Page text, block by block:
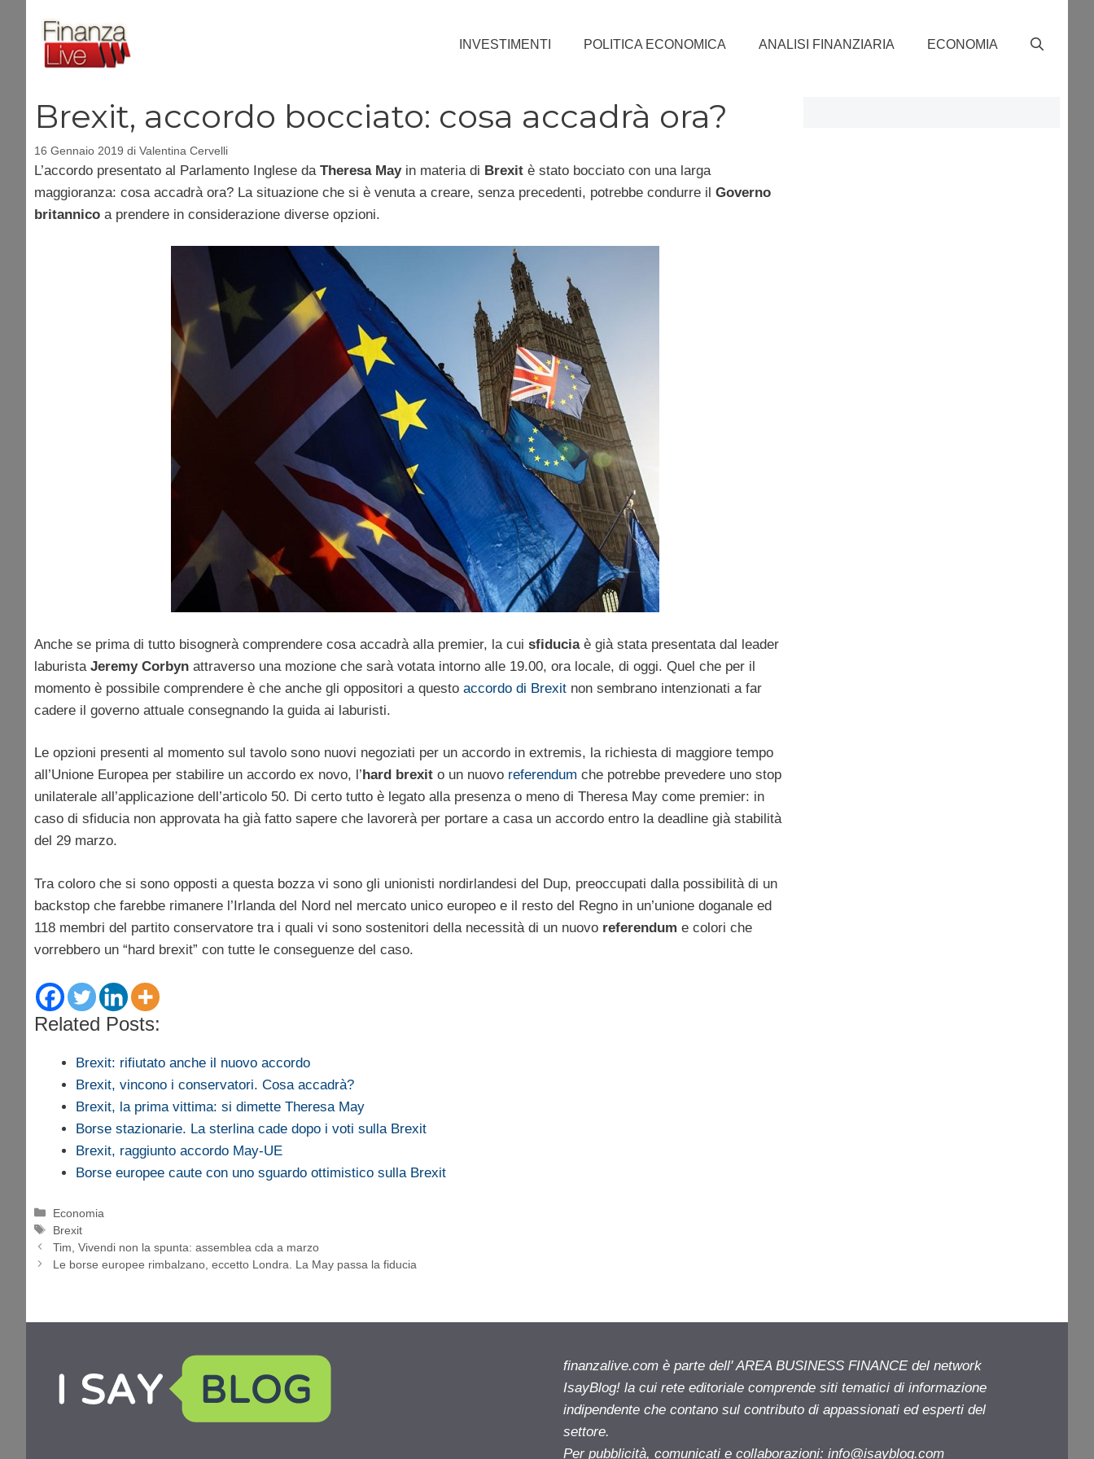
contenuto
INVESTIMENTI POLITICA ECONOMICA ANALISI FINANZIARIA ECONOMIA
Brexit, accordo bocciato: cosa accadrà ora?
16 Gennaio 2019 di Valentina Cervelli
L’accordo presentato al Parlamento Inglese da Theresa Mayin materia di Brexit è stato bocciato con una larga
maggioranza: cosa accadrà ora? La situazione che si è venuta a creare, senza precedenti, potrebbe condurre il Governo
britannico a prendere in considerazione diverse opzioni.
Anche se prima di tutto bisognerà comprendere cosa accadrà alla premier, la cui sfiduciaè già stata presentata dal leader
laburista Jeremy Corbyn attraverso una mozione che sarà votata intorno alle 19.00, ora locale, di oggi. Quel che per il
momento è possibile comprendere è che anche gli oppositori a questo accordo di Brexit non sembrano intenzionati a far
cadere il governo attuale consegnando la guida ai laburisti.
Le opzioni presenti al momento sul tavolo sono nuovi negoziati per un accordo in extremis, la richiesta di maggiore tempo
all’Unione Europea per stabilire un accordo ex novo, l’ hard brexit o un nuovo referendum che potrebbe prevedere uno stop
unilaterale all’applicazione dell’articolo 50. Di certo tutto è legato alla presenza o meno di Theresa May come premier: in
caso di sfiducia non approvata ha già fatto sapere che lavorerà per portare a casa un accordo entro la deadline già stabilità
del 29 marzo.
Tra coloro che si sono opposti a questa bozza vi sono gli unionisti nordirlandesi del Dup, preoccupati dalla possibilità di un
backstop che farebbe rimanere l’Irlanda del Nord nel mercato unico europeo e il resto del Regno in un’unione doganale ed
118 membri del partito conservatore tra i quali vi sono sostenitori della necessità di un nuovo referendum e colori che
vorrebbero un “hard brexit” con tutte le conseguenze del caso.
Related Posts:
Brexit: rifiutato anche il nuovo accordo
Brexit, vincono i conservatori. Cosa accadrà?
Brexit, la prima vittima: si dimette Theresa May
Borse stazionarie. La sterlina cade dopo i voti sulla Brexit
Brexit, raggiunto accordo May-UE
Borse europee caute con uno sguardo ottimistico sulla Brexit
Categorie
Economia
Tag
Brexit
Tim, Vivendi non la spunta: assemblea cda a marzo
Le borse europee rimbalzano, eccetto Londra. La May passa la fiducia
finanzalive.com è parte dell' AREA BUSINESS FINANCE del network
IsayBlog! la cui rete editoriale comprende siti tematici di informazione
indipendente che contano sul contributo di appassionati ed esperti del
settore.
Per pubblicità, comunicati e collaborazioni: info@isayblog.com